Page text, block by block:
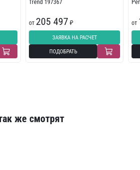
Trend 197367
от 205 497 ₽
ЗАЯВКА НА РАСЧЕТ
ПОДОБРАТЬ
от
же смотрят